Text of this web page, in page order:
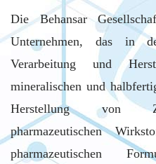
Die Behansar
Unternehmen, das in
Verarbeitung und
mineralischen und
Herstellung von
pharmazeutischen
pharmazeutischen